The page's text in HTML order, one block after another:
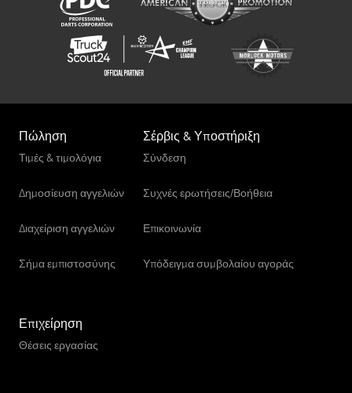
Πώληση
Τιμές & τιμολόγια
Δημοσίευση αγγελιών
Διαχείριση αγγελιών
Σήμα εμπιστοσύνης
Σέρβις & Υποστήριξη
Σύνδεση
Συχνές ερωτήσεις/Βοήθεια
Επικοινωνία
Υπόδειγμα συμβολαίου αγοράς
Επιχείρηση
Θέσεις εργασίας